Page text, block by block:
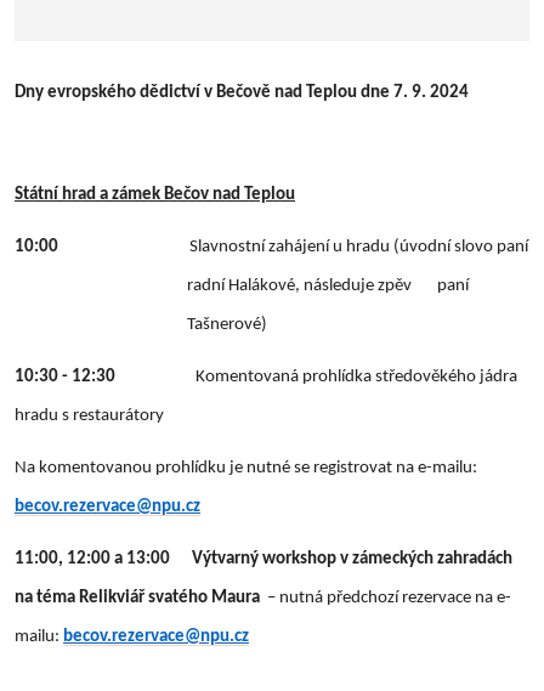
Dny evropského dědictví v Bečově nad Teplou dne 7. 9. 2024
Státní hrad a zámek Bečov nad Teplou
10:00Slavnostní zahájení u hradu (úvodní slovo paní
radní Halákové, následuje zpěv paní
Tašnerové)
10:30 - 12:30 Komentovaná prohlídka středověkého jádra
hradu s restaurátory
Na komentovanou prohlídku je nutné se registrovat na e-mailu:
becov.rezervace@npu.cz
11:00, 12:00 a 13:00 Výtvarný workshop v zámeckých zahradách
na téma Relikviář svatého Maura – nutná předchozí rezervace na e-
mailu: becov.rezervace@npu.cz